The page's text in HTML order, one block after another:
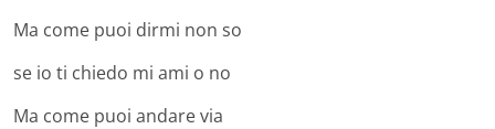
Ma come puoi dirmi non so
se io ti chiedo mi ami o no
Ma come puoi andare via